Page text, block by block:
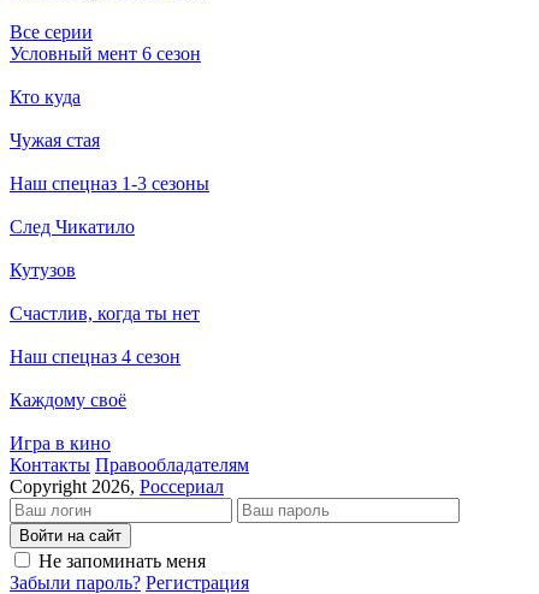
Все серии
Условный мент 6 сезон
Кто куда
Чужая стая
Наш спецназ 1-3 сезоны
След Чикатило
Кутузов
Счастлив, когда ты нет
Наш спецназ 4 сезон
Каждому своё
Игра в кино
Кон­так­ты Пра­во­об­ла­да­те­лям
Copyright 2026, Россериал
Войти на сайт
Не запоминать меня
Забыли пароль? Регистрация